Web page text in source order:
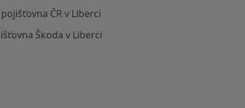
ČR v Liberci
Škoda v Liberci